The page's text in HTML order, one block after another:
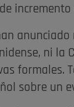
ni la
formales.
sobre un